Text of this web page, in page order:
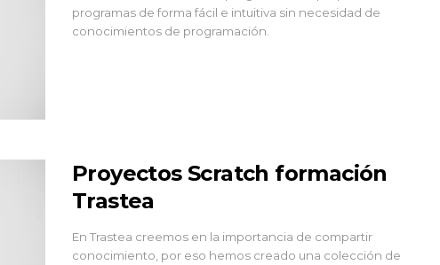
programas de forma fácil e intuitiva sin necesidad de
conocimientos de programación.
Proyectos Scratch formación
Trastea
En Trastea creemos en la importancia de compartir
conocimiento, por eso hemos creado una colección de